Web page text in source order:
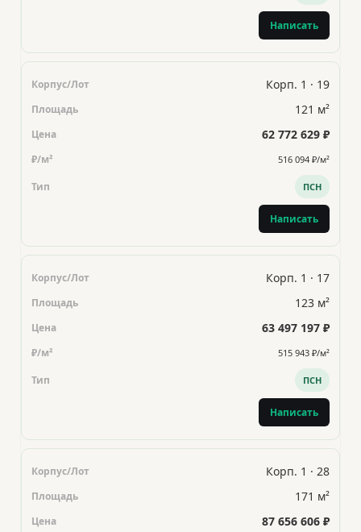
Написать
Корп. 1 · 19
121 м²
62 772 629 ₽
516 094 ₽/м²
ПСН
Написать
Корп. 1 · 17
123 м²
63 497 197 ₽
515 943 ₽/м²
ПСН
Написать
Корп. 1 · 28
171 м²
87 656 606 ₽